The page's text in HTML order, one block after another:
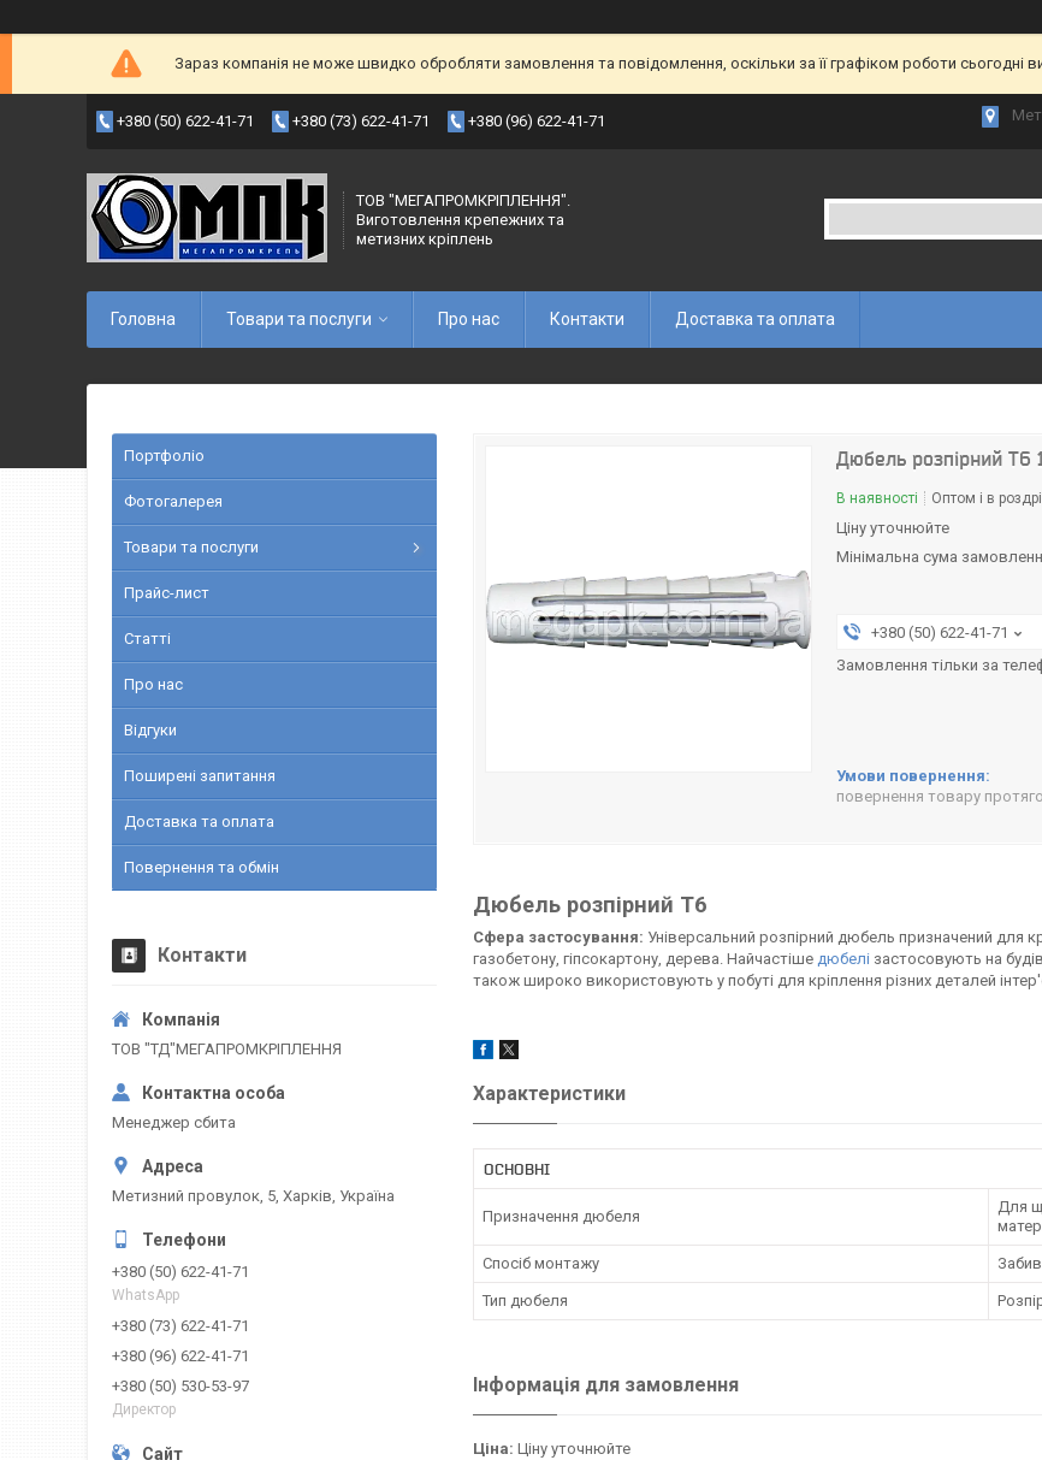
Зараз компанія не може швидко обробляти замовлення та повідомлення, оскільки за її графіком роботи
+380 (50) 622-41-71 +380 (73) 622-41-71 +380 (96) 622-41-71
ТОВ "МЕГАПРОМКРІПЛЕННЯ".
Виготовлення крепежних та
метизних кріплень
Головна Товари та послуги Про нас Контакти Доставка та оплата
Дюбель розпірний Т6
В наявності Оптом і в
Ціну уточнюйте
Мінімальна сума
+380 (50) 622-41-71
Замовлення тільки за
повернення товару
Дюбель розпірний Т6
Сфера застосування: Універсальний розпірний дюбель призначений для
газобетону, гіпсокартону, дерева. Найчастіше дюбелі застосовують на
також широко використовують у побуті для кріплення різних деталей
Характеристики
ОСНОВНІ
Призначення дюбеля
Для
Спосіб монтажу
Тип дюбеля
Інформація для замовлення
Ціна: Ціну уточнюйте
Портфоліо
Фотогалерея
Товари та послуги
Прайс-лист
Статті
Про нас
Відгуки
Поширені запитання
Доставка та оплата
Повернення та обмін
Контакти
ТОВ "ТД"МЕГАПРОМКРІПЛЕННЯ
Менеджер сбита
Метизний провулок, 5, Харків, Україна
+380 (50) 622-41-71
WhatsApp
+380 (73) 622-41-71
+380 (96) 622-41-71
+380 (50) 530-53-97
Директор